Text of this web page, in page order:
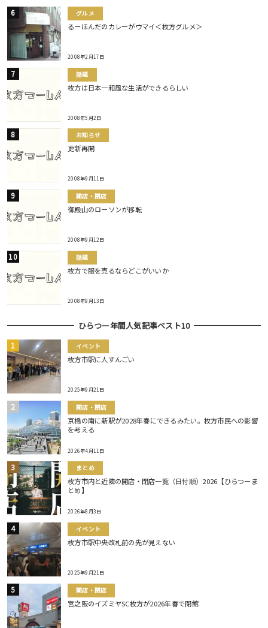
グルメ
るーほんだのカレーがウマイ＜枚方グルメ＞
2008年2月17日
話題
枚方は日本一和風な生活ができるらしい
2008年5月2日
お知らせ
更新再開
2008年9月11日
開店・閉店
御殿山のローソンが移転
2008年9月12日
話題
枚方で服を売るならどこがいいか
2008年9月13日
ひらつー年間人気記事ベスト10
イベント
枚方市駅に人すんごい
2025年9月21日
開店・閉店
京橋の南に新駅が2028年春にできるみたい。枚方市民への影響
を考える
2026年4月11日
まとめ
枚方市内と近隣の開店・閉店一覧（日付順）2026【ひらつーま
とめ】
2026年8月3日
イベント
枚方市駅中央改札前の先が見えない
2025年9月21日
開店・閉店
宮之阪のイズミヤSC枚方が2026年春で閉館